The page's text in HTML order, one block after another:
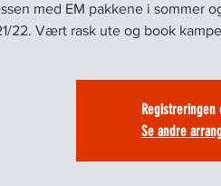
med EM pakkene i sommer
22. Vært rask ute og book
Se andre